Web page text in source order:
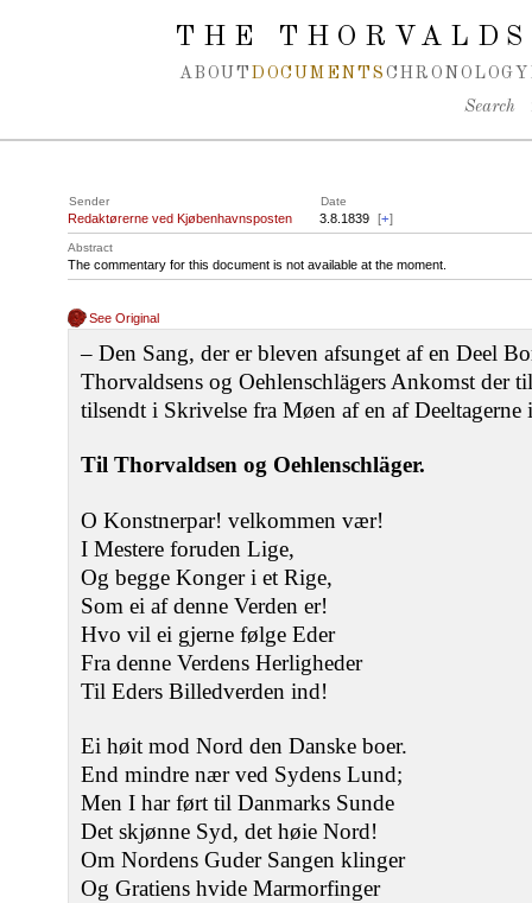
Spring navigation over
THE
ABOUT DOCUMENTS CHRONOLOGY
Search
Sender Date
Redaktørerne ved Kjøbenhavnsposten 3.8.1839 [+]
Abstract
The commentary for this document is not available at the moment.
See Original
‒ Den Sang, der er bleven afsunget af en Deel
Thorvaldsens og Oehlenschlägers Ankomst der
tilsendt i Skrivelse fra Møen af en af
Til Thorvaldsen og Oehlenschläger.
O Konstnerpar! velkommen vær!
I Mestere foruden Lige,
Og begge Konger i et Rige,
Som ei af denne Verden er!
Hvo vil ei gjerne følge Eder
Fra denne Verdens Herligheder
Til Eders Billedverden ind!
Ei høit mod Nord den Danske boer.
End mindre nær ved Sydens Lund;
Men I har ført til Danmarks Sunde
Det skjønne Syd, det høie Nord!
Om Nordens Guder Sangen klinger
Og Gratiens hvide Marmorfinger